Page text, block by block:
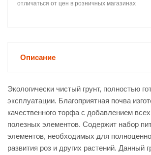
отличаться от цен в розничных магазинах
Описание
Экологически чистый грунт, полностью
эксплуатации. Благоприятная почва
качественного торфа с добавлением
полезных элементов. Содержит набор
элементов, необходимых для
развития роз и других растений. Данный